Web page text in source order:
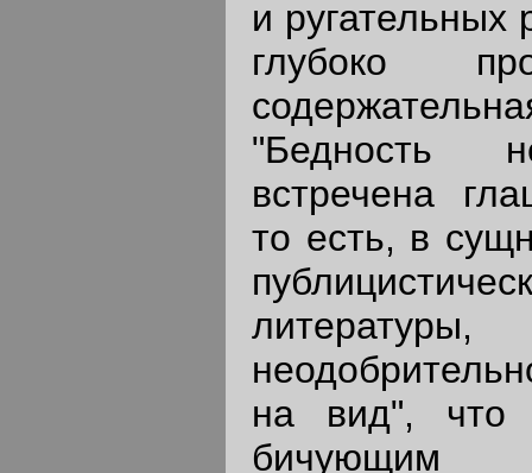
и ругательных
глубоко
"Бедность
встречена
то есть, в
на вид", что
бичующим